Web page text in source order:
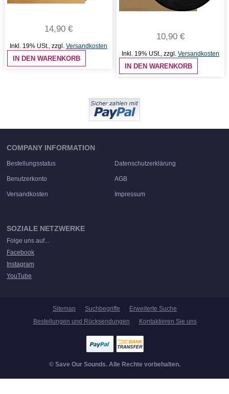
14,90 €
Inkl. 19% USt., zzgl. Versandkosten
IN DEN WARENKORB
10,90 €
Inkl. 19% USt., zzgl. Versandkosten
IN DEN WARENKORB
COMPANY INFORMATION
Bestellungsstatus Datenschutzerklärung
Benutzerkonto AGB
Versandkosten Impressum
SOZIALE NETZWERKE
Folge uns auf...
Facebook
Instagram
YouTube
Sitemap Suchbegriffe
Erweiterte Suche
Bestellungen und Rücksendungen
Kontaktieren Sie uns
© Save Our Sounds. Alle Rechte vorbehalten.